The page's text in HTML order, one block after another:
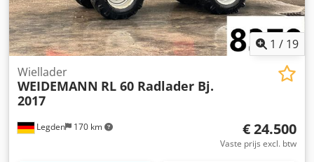
1 / 19
Legden 170 km
Wiellader
WEIDEMANN RL 60 Radlader Bj.
2017
€ 24.500
Vaste prijs excl. btw